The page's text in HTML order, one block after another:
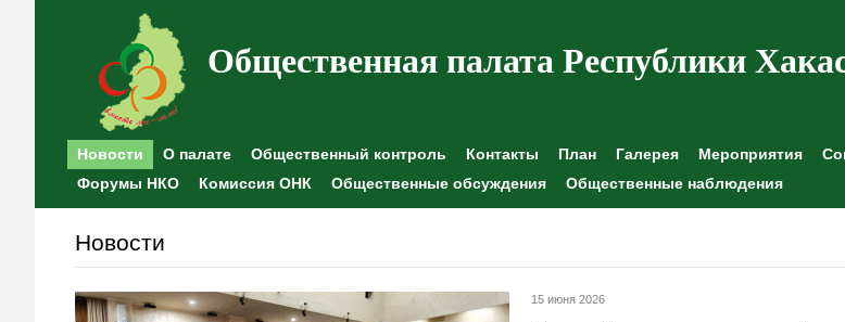
Общественная палата Республики
Новости О палате Общественный контроль Контакты План Галерея Мероприятия
Форумы НКО
Комиссия ОНК Общественные обсуждения Общественные наблюдения
Новости
15 июня 2026